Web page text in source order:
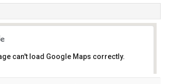
can't load Google Maps correctly.